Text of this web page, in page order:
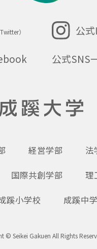
Twitter） 公
公式SNS
経営学部 法
国際共創学部 理
蹊小学校 成蹊中
© Seikei Gakuen All Rights